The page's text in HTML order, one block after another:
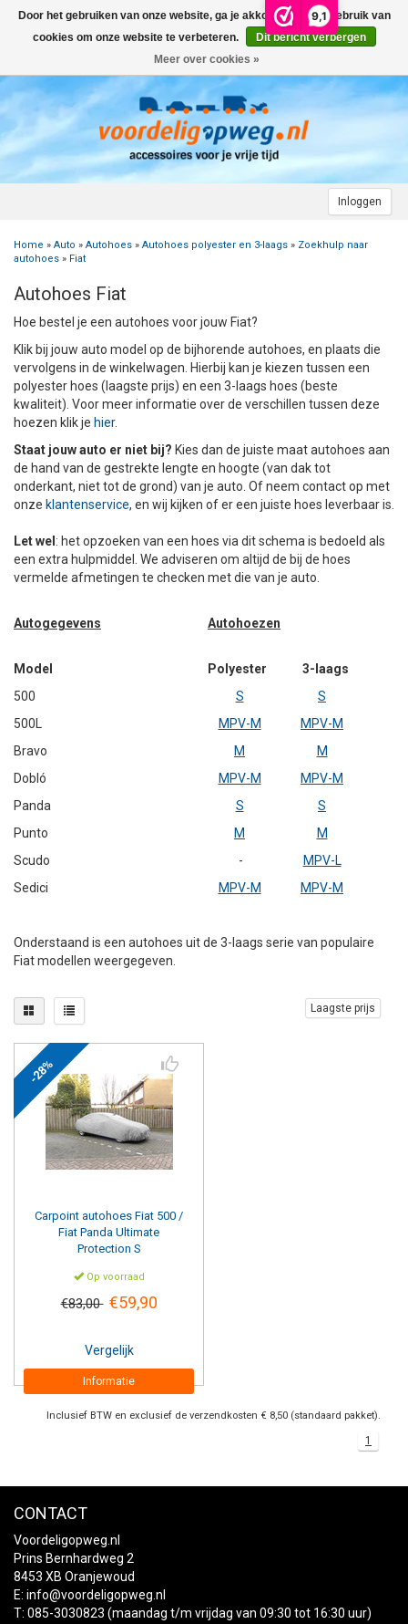
9,1
Inloggen
Menu
FIETSENDRAGER
FIETSENDRAGER OP DE TREKHAAK
FIETSENDRAGER VOOR ELEKTRISCHE FIETSEN
TWINNY LOAD ONDERDELEN
FIETSENDRAGER TOEBEHOREN
INFORMATIE OVER FIETSENDRAGERS
DAKDRAGERS
FORD
OPEL
PEUGEOT
RENAULT
VOLKSWAGEN (TOT VW PASSAT)
OVERIGE AUTOMERKEN
INFORMATIE DAKDRAGER SYSTEMEN
+
AUTOHOES POLYESTER EN 3-LAAGS
DAKHOES POLYESTER
INFORMATIE OVER AUTOHOEZEN
WIELDOPPEN
12 INCH
13 INCH
14 INCH
16 INCH
INFORMATIE OVER WIELDOPPEN
LAADKABEL ELEKTRISCHE AUTO
LAADKABEL TYPE 2
LAADKABEL TYPE 1
STARTEN & LADEN
ELEKTRISCH LADEN
JUMPSTARTER
VEILIG OP WEG
AUTOSTOELTJE
INFORMATIE OVER DAKKOFFERS +
SNEEUWKETTINGEN
BESTELWAGEN
INFORMATIE OVER WETGEVING
CAMPER
WIELDOPPEN
+
ZOEKHULP NAAR CAMPERHOES
INFORMATIE OVER CAMPERHOEZEN
SNEEUWKETTINGEN
PECH ONDERWEG
STARTKABELS EN ACCUBOOSTER
VEILIG OP WEG
ACCULADER
AANHANGWAGEN
ACCESSOIRES
INFORMATIE OVER STEKKERS & STEKKERDOZEN
ONDERDELEN
REGELGEVING M.B.T. VERLICHTING
ADVIES BIJ DEFECTE VERLICHTING
+
ACCULADER
ACCESSOIRES
CARAVAN
ACCULADER
ACCESSOIRES
INFORMATIE OVER STEKKERS & STEKKERDOZEN
ONDERDELEN
ADVIES BIJ DEFECTE VERLICHTING
INFORMATIE OVER CARAVANHOEZEN
TOPDEALS
AUTO
CAMPER
MOTOR
ZOMER DEALS
Home » Auto » Autohoes » Autohoes polyester en 3-laags » Zoekhulp naar
autohoes » Fiat
Autohoes Fiat
Hoe bestel je een autohoes voor jouw Fiat?
Klik bij jouw auto model op de bijhorende autohoes, en plaats die
vervolgens in de winkelwagen. Hierbij kan je kiezen tussen een
polyester hoes (laagste prijs) en een 3-laags hoes (beste
kwaliteit). Voor meer informatie over de verschillen tussen deze
hoezen klik je hier.
Staat jouw auto er niet bij? Kies dan de juiste maat autohoes aan
de hand van de gestrekte lengte en hoogte (van dak tot
onderkant, niet tot de grond) van je auto. Of neem contact op met
onze klantenservice, en wij kijken of er een juiste hoes leverbaar is.
Let wel : het opzoeken van een hoes via dit schema is bedoeld als
een extra hulpmiddel. We adviseren om altijd de bij de hoes
vermelde afmetingen te checken met die van je auto.
Autogegevens Autohoezen
Model Polyester 3-laags
500
S
S
500L
MPV-M
MPV-M
Bravo
M
M
Dobló
MPV-M
MPV-M
Panda
S
S
Punto
M
M
Scudo
-
MPV-L
Sedici
MPV-M MPV-M
Onderstaand is een autohoes uit de 3-laags serie van populaire
Fiat modellen weergegeven.
Laagste prijs
-28%
Carpoint autohoes Fiat 500 /
Fiat Panda Ultimate
Protection S
Op voorraad
€83,00 €59,90
Vergelijk
Informatie
Inclusief BTW en exclusief de verzendkosten € 8,50 (standaard pakket).
1
CONTACT
Voordeligopweg.nl
Prins Bernhardweg 2
8453 XB Oranjewoud
E: info@voordeligopweg.nl
T: 085-3030823 (maandag t/m vrijdag van 09:30 tot 16:30 uur)
Door het gebruiken van onze website, ga je akkoord met het gebruik van
cookies om onze website te verbeteren.
Dit bericht verbergen
Meer over cookies »